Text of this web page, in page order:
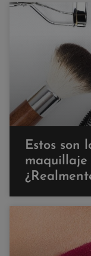
Estos son
maquillaje